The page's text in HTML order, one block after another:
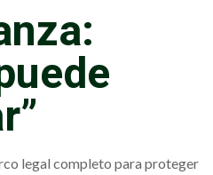
legal completo para proteger